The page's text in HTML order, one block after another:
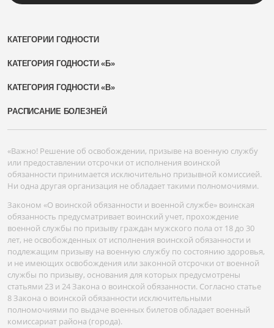
КАТЕГОРИИ ГОДНОСТИ
КАТЕГОРИЯ ГОДНОСТИ «Б»
КАТЕГОРИЯ ГОДНОСТИ «В»
РАСПИСАНИЕ БОЛЕЗНЕЙ
«Важно! Решение об освобождении, призыве на военную службу
или предоставлении отсрочки от исполнения воинской
обязанности принимается исключительно призывной комиссией.
Ни одна другая организация не обладает такими полномочиями.
Законом «О воинской обязанности и военной службе» воинская
обязанность предусматривает воинский учет, прохождение
военной службы по призыву граждан мужского пола от 18 до 30
лет, не освобожденных от исполнения воинской обязанности и
подлежащим призыву на военную службу по состоянию здоровья,
и не имеющих освобождения или законной отсрочки от военной
службы по призыву, основания для которых предусмотрены
статьями 23 и 24 Закона о воинской обязанности. Согласно статье
8 Закона о воинской обязанности исключительными
полномочиями по выдаче военных билетов обладает военный
комиссариат района (города).